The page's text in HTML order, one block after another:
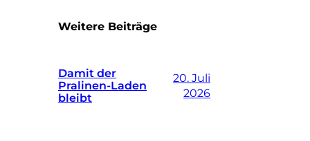
Weitere Beiträge
Damit der
Pralinen-Laden
bleibt
20. Juli
2026